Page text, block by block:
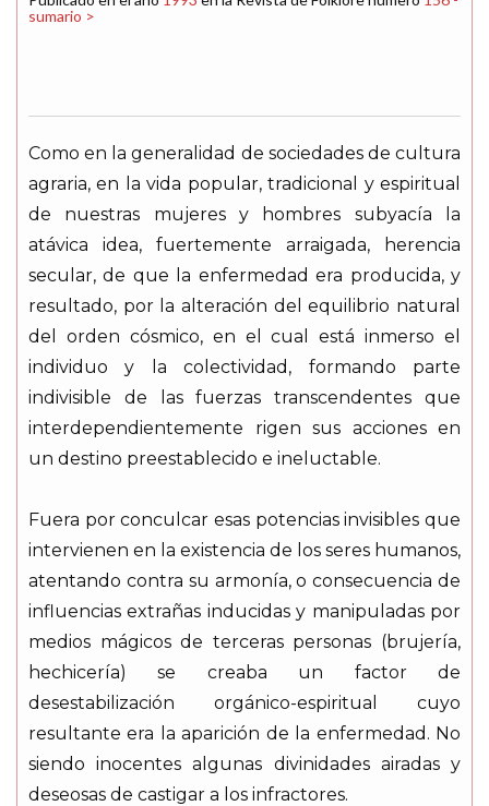
sumario >
Como en la generalidad de sociedades de cultura
agraria, en la vida popular, tradicional y espiritual
de nuestras mujeres y hombres subyacía la
atávica idea, fuertemente arraigada, herencia
secular, de que la enfermedad era producida, y
resultado, por la alteración del equilibrio natural
del orden cósmico, en el cual está inmerso el
individuo y la colectividad, formando parte
indivisible de las fuerzas transcendentes que
interdependientemente rigen sus acciones en
un destino preestablecido e ineluctable.
Fuera por conculcar esas potencias invisibles que
intervienen en la existencia de los seres humanos,
atentando contra su armonía, o consecuencia de
influencias extrañas inducidas y manipuladas por
medios mágicos de terceras personas (brujería,
hechicería) se creaba un factor de
desestabilización orgánico-espiritual cuyo
resultante era la aparición de la enfermedad. No
siendo inocentes algunas divinidades airadas y
deseosas de castigar a los infractores.